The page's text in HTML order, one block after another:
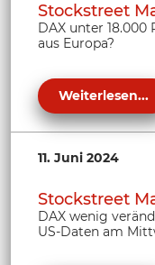
Stockstreet
DAX unter
aus Europa?
Weiterlesen...
11. Juni 2024
Stockstreet
DAX wenig
US-Daten am